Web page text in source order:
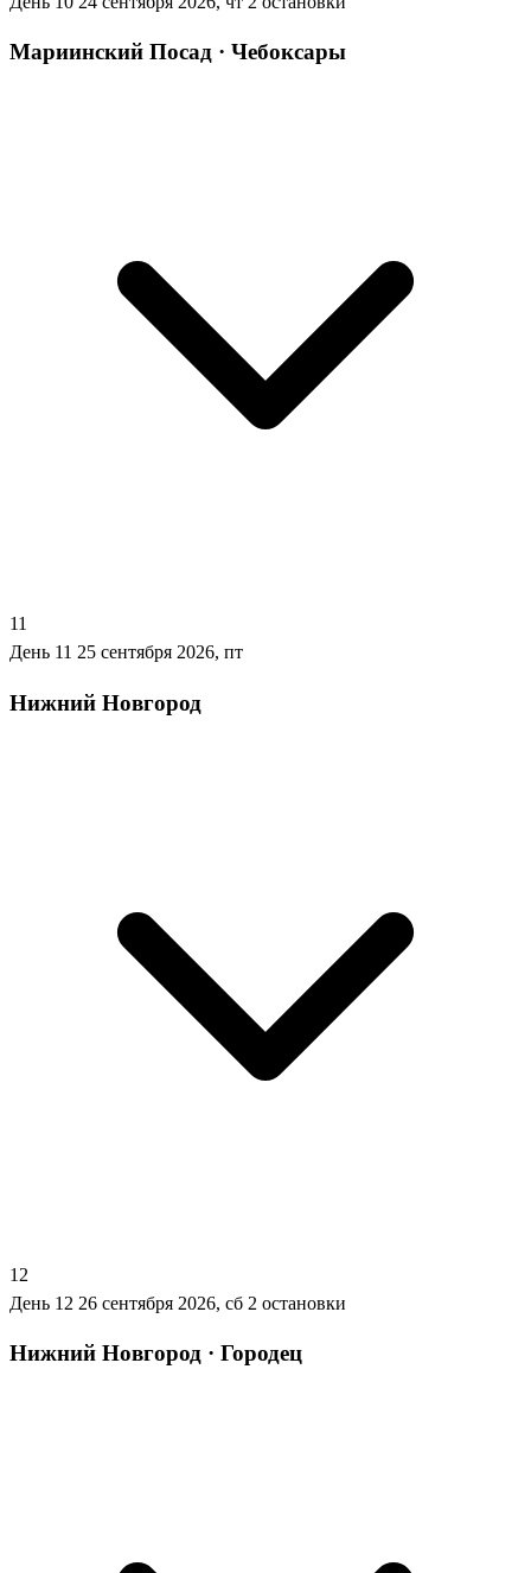
Мариинский Посад · Чебоксары
11
День 11 25 сентября 2026, пт
Нижний Новгород
12
День 12 26 сентября 2026, сб 2 остановки
Нижний Новгород · Городец